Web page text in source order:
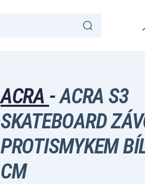
ACRA -ACRA S3
SKATEBOARD
PROTISMYKEM
CM